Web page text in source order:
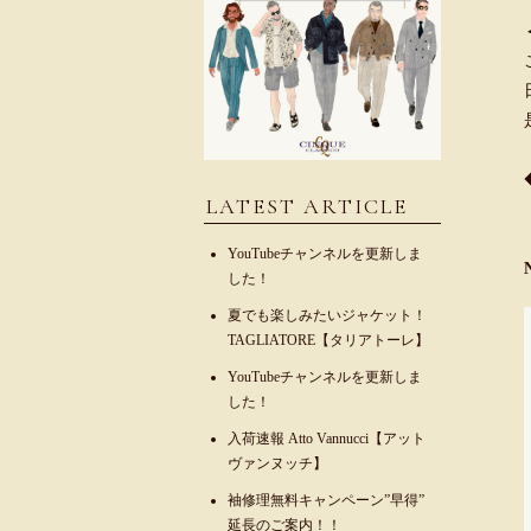
LATEST ARTICLE
YouTubeチャンネルを更新しま
した！
夏でも楽しみたいジャケット！
TAGLIATORE【タリアトーレ】
YouTubeチャンネルを更新しま
した！
入荷速報 Atto Vannucci【アット
ヴァンヌッチ】
袖修理無料キャンペーン”早得”
延長のご案内！！